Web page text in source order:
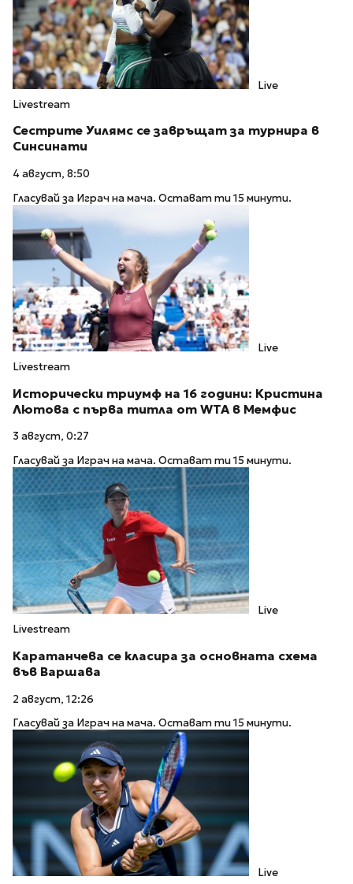
Live
Livestream
Сестрите Уилямс се завръщат за турнира в
Синсинати
4 август, 8:50
Гласувай за Играч на мача. Остават ти 15 минути.
Live
Livestream
Исторически триумф на 16 години: Кристина
Лютова с първа титла от WTA в Мемфис
3 август, 0:27
Гласувай за Играч на мача. Остават ти 15 минути.
Live
Livestream
Каратанчева се класира за основната схема
във Варшава
2 август, 12:26
Гласувай за Играч на мача. Остават ти 15 минути.
Live